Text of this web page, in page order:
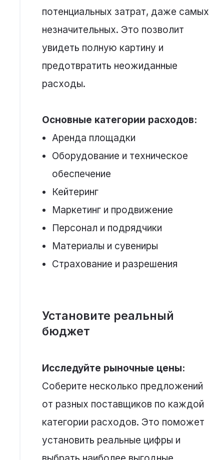
потенциальных затрат, даже самых
незначительных. Это позволит
увидеть полную картину и
предотвратить неожиданные
расходы.
Основные категории расходов:
Аренда площадки
Оборудование и техническое
обеспечение
Кейтеринг
Маркетинг и продвижение
Персонал и подрядчики
Материалы и сувениры
Страхование и разрешения
Установите реальный
бюджет
Исследуйте рыночные цены:
Соберите несколько предложений
от разных поставщиков по каждой
категории расходов. Это поможет
установить реальные цифры и